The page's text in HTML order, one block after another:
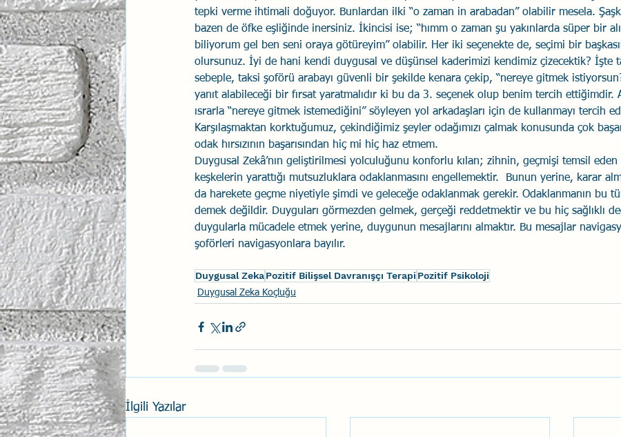
tepki verme ihtimali doğuyor. Bunlardan ilki “o zaman in arabadan” olabilir mesela.
bazen de öfke eşliğinde inersiniz. İkincisi ise; “hımm o zaman şu yakınlarda süper bir
biliyorum gel ben seni oraya götüreyim” olabilir. Her iki seçenekte de, seçimi bir
olursunuz. İyi de hani kendi duygusal ve düşünsel kaderimizi kendimiz çizecektik? İşte
sebeple, taksi şoförü arabayı güvenli bir şekilde kenara çekip, “nereye gitmek
yanıt alabileceği bir fırsat yaratmalıdır ki bu da 3. seçenek olup benim tercih ettiğimdir.
ısrarla “nereye gitmek istemediğini” söyleyen yol arkadaşları için de kullanmayı tercih
Karşılaşmaktan korktuğumuz, çekindiğimiz şeyler odağımızı çalmak konusunda çok
odak hırsızının başarısından hiç mi hiç haz etmem.
Duygusal Zekâ’nın geliştirilmesi yolculuğunu konforlu kılan; zihnin, geçmişi temsil eden
keşkelerin yarattığı mutsuzluklara odaklanmasını engellemektir.  Bunun yerine, karar
da harekete geçme niyetiyle şimdi ve geleceğe odaklanmak gerekir. Odaklanmanın bu
demek değildir. Duyguları görmezden gelmek, gerçeği reddetmektir ve bu hiç sağlıklı
duygularla mücadele etmek yerine, duygunun mesajlarını almaktır. Bu mesajlar
şoförleri navigasyonlara bayılır.
Duygusal ZekaPozitif Bilişsel Davranışçı Terapi Pozitif Psikoloji
Duygusal Zeka Koçluğu
İlgili Yazılar